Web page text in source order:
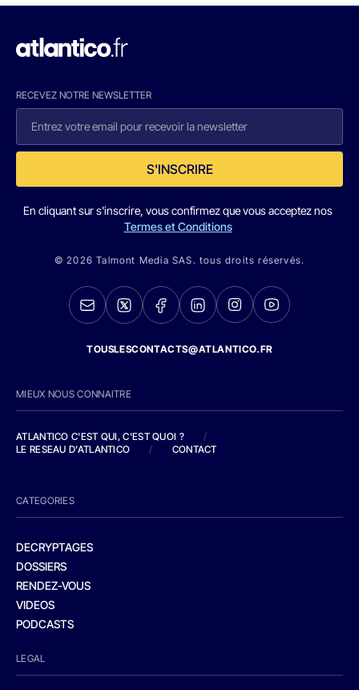
RECEVEZ NOTRE NEWSLETTER
S'INSCRIRE
En cliquant sur s'inscrire, vous confirmez que vous acceptez nos
Termes et Conditions
© 2026 Talmont Media SAS. tous droits réservés.
TOUSLESCONTACTS@ATLANTICO.FR
MIEUX NOUS CONNAITRE
ATLANTICO C'EST QUI, C'EST QUOI ?
/
LE RESEAU D'ATLANTICO
/ CONTACT
CATEGORIES
DECRYPTAGES
DOSSIERS
RENDEZ-VOUS
VIDEOS
PODCASTS
LEGAL